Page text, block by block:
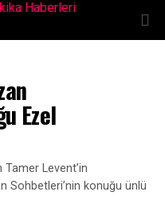
Ezel
Levent’in
Sohbetleri’nin konuğu ünlü